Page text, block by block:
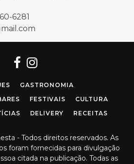
6281
Facebook
Instagram
GASTRONOMIA
FESTIVAIS
CULTURA
DELIVERY RECEITAS
- Todos direitos reservados. As
foram fornecidas para divulgação
citada na publicação. Todas as